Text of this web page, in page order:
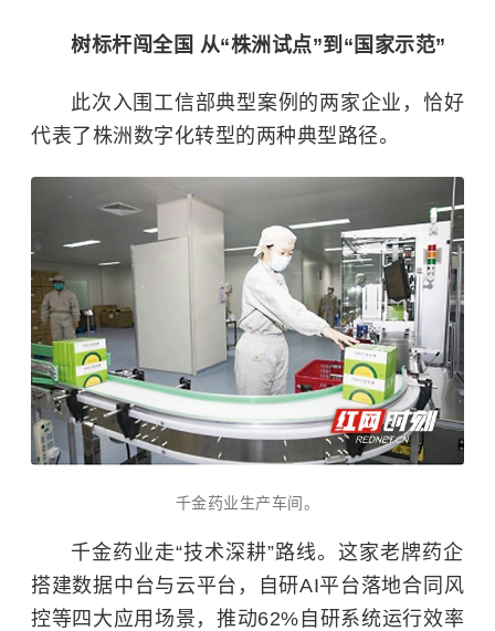
树标杆闯全国 从“株洲试点”到“国家示范”
此次入围工信部典型案例的两家企业，恰好
代表了株洲数字化转型的两种典型路径。
千金药业生产车间。
千金药业走“技术深耕”路线。这家老牌药企
搭建数据中台与云平台，自研AI平台落地合同风
控等四大应用场景，推动62%自研系统运行效率